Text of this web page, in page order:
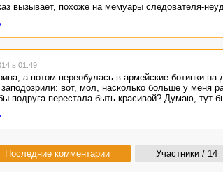
вызывает, похоже на мемуары следователя-
в 01:49
а потом переобулась в армейские ботинки
вот, мол, насколько больше у меня
подруга перестала быть красивой? Думаю,
Последние комментарии Участники / 14